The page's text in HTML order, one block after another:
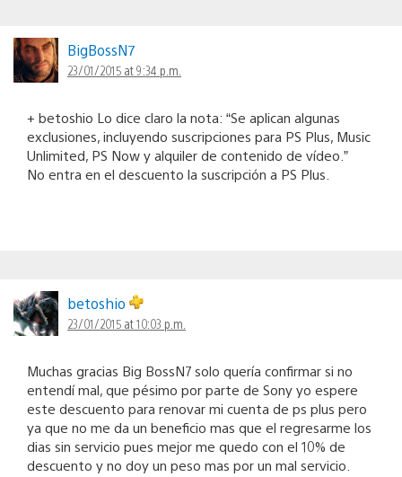
BigBossN7
23/01/2015 at 9:34 p.m.
+ betoshio Lo dice claro la nota: “Se aplican algunas
exclusiones, incluyendo suscripciones para PS Plus, Music
Unlimited, PS Now y alquiler de contenido de vídeo.”
No entra en el descuento la suscripción a PS Plus.
betoshio
23/01/2015 at 10:03 p.m.
Muchas gracias Big BossN7 solo quería confirmar si no
entendí mal, que pésimo por parte de Sony yo espere
este descuento para renovar mi cuenta de ps plus pero
ya que no me da un beneficio mas que el regresarme los
dias sin servicio pues mejor me quedo con el 10% de
descuento y no doy un peso mas por un mal servicio.